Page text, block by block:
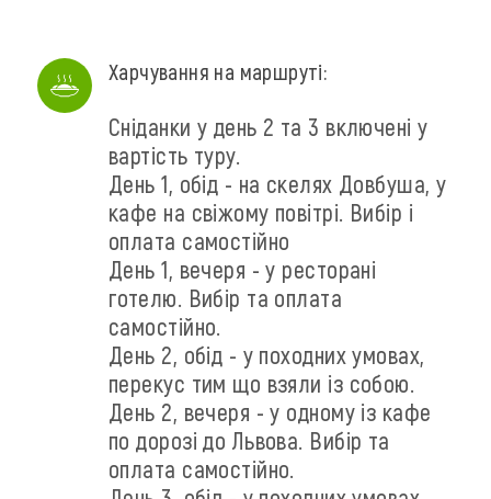
Харчування на маршруті:
Сніданки у день 2 та 3 включені у
вартість туру.
День 1, обід - на скелях Довбуша, у
кафе на свіжому повітрі. Вибір і
оплата самостійно
День 1, вечеря - у ресторані
готелю. Вибір та оплата
самостійно.
День 2, обід - у походних умовах,
перекус тим що взяли із собою.
День 2, вечеря - у одному із кафе
по дорозі до Львова. Вибір та
оплата самостійно.